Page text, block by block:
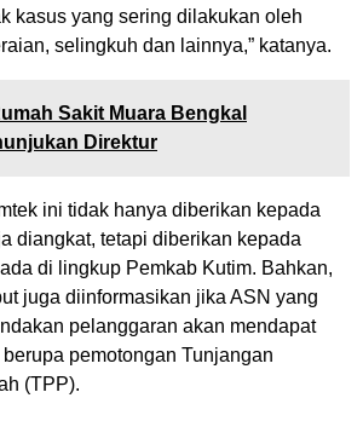
kasus yang sering dilakukan oleh
selingkuh dan lainnya,” katanya.
Sakit Muara Bengkal
Direktur
ini tidak hanya diberikan kepada
diangkat, tetapi diberikan kepada
di lingkup Pemkab Kutim. Bahkan,
juga diinformasikan jika ASN yang
pelanggaran akan mendapat
pemotongan Tunjangan
(TPP).